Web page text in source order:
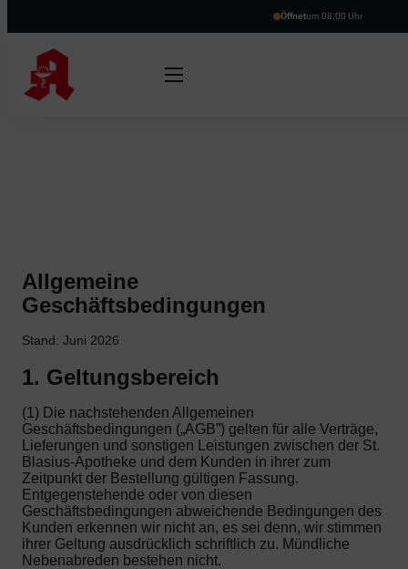
Öffnetum 08:00 Uhr
Allgemeine
Geschäftsbedingungen
Stand: Juni 2026
1. Geltungsbereich
(1) Die nachstehenden Allgemeinen
Geschäftsbedingungen („AGB”) gelten für alle Verträge,
Lieferungen und sonstigen Leistungen zwischen der St.
Blasius-Apotheke und dem Kunden in ihrer zum
Zeitpunkt der Bestellung gültigen Fassung.
Entgegenstehende oder von diesen
Geschäftsbedingungen abweichende Bedingungen des
Kunden erkennen wir nicht an, es sei denn, wir stimmen
ihrer Geltung ausdrücklich schriftlich zu. Mündliche
Nebenabreden bestehen nicht.